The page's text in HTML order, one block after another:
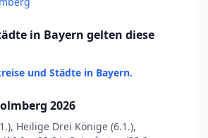
in Bayern gelten diese
und Städte in Bayern.
2026
Heilige Drei Könige (6.1.),